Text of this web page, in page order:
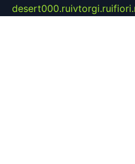
desert000.ruivtorgi.ru